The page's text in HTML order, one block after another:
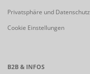
Privatsphäre und Datenschutz
Cookie Einstellungen
B2B & INFOS